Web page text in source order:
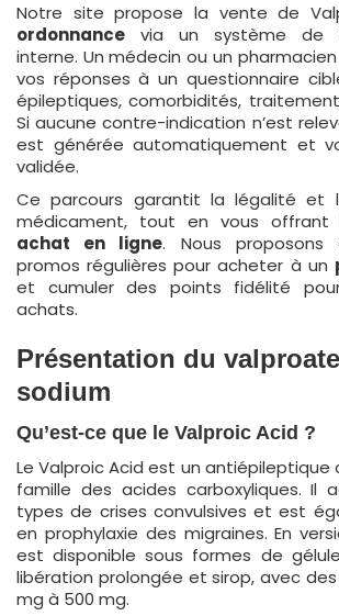
Notre site propose la vente de
ordonnance via un système de
interne. Un médecin ou un
vos réponses à un questionnaire
épileptiques, comorbidités,
Si aucune contre-indication n’est
est générée automatiquement et
validée.
Ce parcours garantit la légalité et
médicament, tout en vous offrant
achat en ligne. Nous proposons
promos régulières pour acheter à un
et cumuler des points fidélité
achats.
Présentation du
sodium
Qu’est-ce que le Valproic Acid ?
Le Valproic Acid est un
famille des acides carboxyliques. Il
types de crises convulsives et est
en prophylaxie des migraines. En
est disponible sous formes de
libération prolongée et sirop, avec
mg à 500 mg.